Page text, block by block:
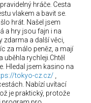
hráče. Cesta
vlakem a bavit se.
hrát. Našel jsem
a hry jsou fajn i na
a další věci,
za málo peněz, a mají
uběhla rychleji.Chtěl
Hledal jsem kasino na
tokyo-cz.cz/
Nabízí uvítací
je praktický, protože